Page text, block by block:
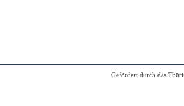
Gefördert durch das